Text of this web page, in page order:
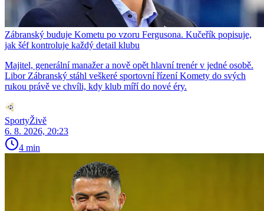
Zábranský buduje Kometu po vzoru Fergusona. Kučeřík popisuje,
jak šéf kontroluje každý detail klubu
Majitel, generální manažer a nově opět hlavní trenér v jedné osobě.
Libor Zábranský stáhl veškeré sportovní řízení Komety do svých
rukou právě ve chvíli, kdy klub míří do nové éry.
SportyŽivě
6. 8. 2026, 20:23
4 min